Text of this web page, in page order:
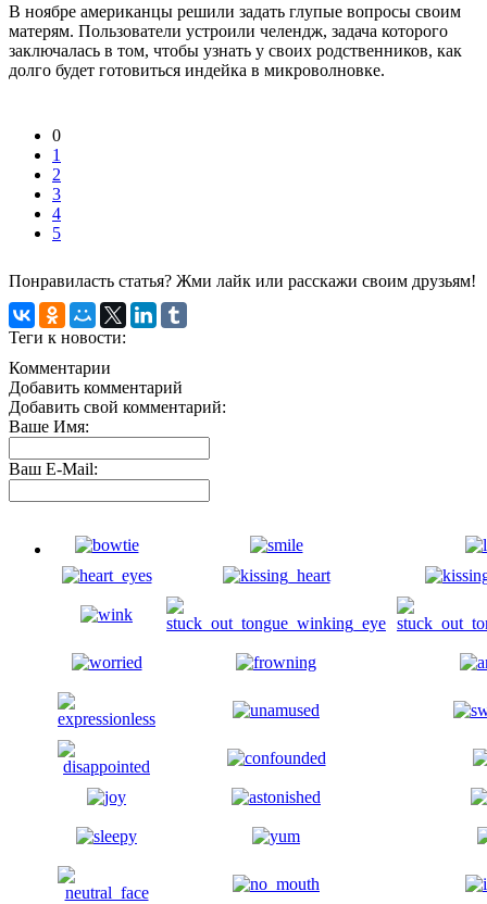
В ноябре американцы решили задать глупые вопросы своим
матерям. Пользователи устроили челендж, задача которого
заключалась в том, чтобы узнать у своих родственников, как
долго будет готовиться индейка в микроволновке.
0
1
2
3
4
5
Понравиласть статья? Жми лайк или расскажи своим друзьям!
Теги к новости:
Комментарии
Добавить комментарий
Добавить свой комментарий:
Ваше Имя:
Ваш E-Mail: